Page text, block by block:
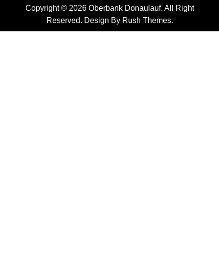
Copyright © 2026 Oberbank Donaulauf. All Right
Reserved. Design By Rush Themes.